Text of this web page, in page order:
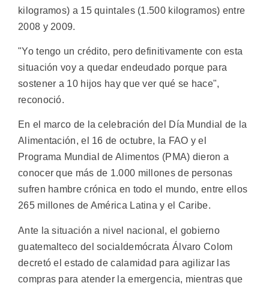
kilogramos) a 15 quintales (1.500 kilogramos) entre
2008 y 2009.
"Yo tengo un crédito, pero definitivamente con esta
situación voy a quedar endeudado porque para
sostener a 10 hijos hay que ver qué se hace",
reconoció.
En el marco de la celebración del Día Mundial de la
Alimentación, el 16 de octubre, la FAO y el
Programa Mundial de Alimentos (PMA) dieron a
conocer que más de 1.000 millones de personas
sufren hambre crónica en todo el mundo, entre ellos
265 millones de América Latina y el Caribe.
Ante la situación a nivel nacional, el gobierno
guatemalteco del socialdemócrata Álvaro Colom
decretó el estado de calamidad para agilizar las
compras para atender la emergencia, mientras que